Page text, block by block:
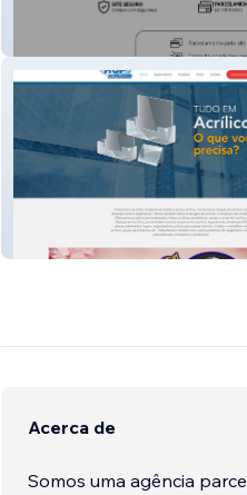
RCP Acrílicos
Acerca de
Somos uma agência